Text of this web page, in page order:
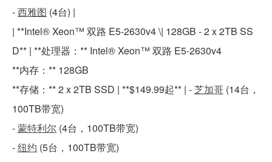
-西雅图 (4台) |
| **Intel® Xeon™ 双路 E5-2630v4 \| 128GB - 2 x 2TB SS
D** | **处理器：** Intel® Xeon™ 双路 E5-2630v4
**内存：** 128GB
**存储：** 2 x 2TB SSD | **$149.99起** | -芝加哥 (14台，
100TB带宽)
-蒙特利尔 (4台，100TB带宽)
-纽约 (5台，100TB带宽)